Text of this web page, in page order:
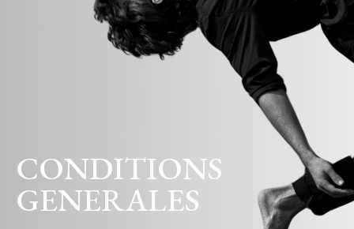
CONDITIONS
GENERALES